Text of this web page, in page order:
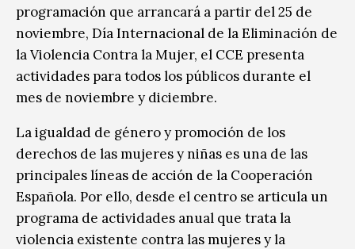
programación que arrancará a partir del 25 de
noviembre, Día Internacional de la Eliminación de
la Violencia Contra la Mujer, el CCE presenta
actividades para todos los públicos durante el
mes de noviembre y diciembre.
La igualdad de género y promoción de los
derechos de las mujeres y niñas es una de las
principales líneas de acción de la Cooperación
Española. Por ello, desde el centro se articula un
programa de actividades anual que trata la
violencia existente contra las mujeres y la